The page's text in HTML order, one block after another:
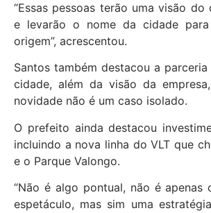
“Essas pessoas terão uma visão do
e levarão o nome da cidade
origem”, acrescentou.
Santos também destacou a
cidade, além da visão da
novidade não é um caso isolado.
O prefeito ainda destacou
incluindo a nova linha do VLT que
e o Parque Valongo.
“Não é algo pontual, não é apenas
espetáculo, mas sim uma